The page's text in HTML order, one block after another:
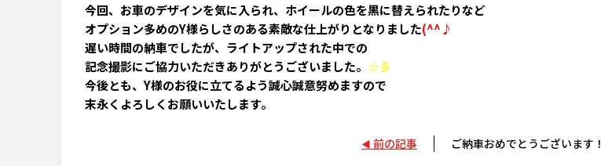
今回、お車のデザインを気に入られ、ホイールの色を黒に替えられたりなど
オプション多めのY様らしさのある素敵な仕上がりとなりました(^^♪
遅い時間の納車でしたが、ライトアップされた中での
記念撮影にご協力いただきありがとうございました。 ☆彡
今後とも、Y様のお役に立てるよう誠心誠意努めますので
末永くよろしくお願いいたします。
前の記事 ご納車おめでとうございます！